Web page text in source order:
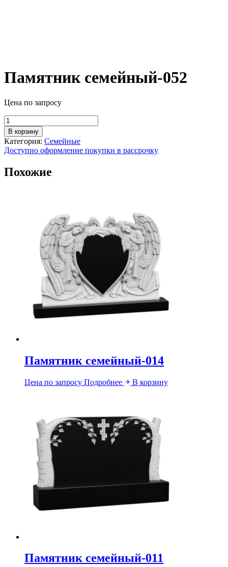
Памятник семейный-052
Цена по запросу
Количество
товара
Памятник
семейный-052
В корзину
Категория: Семейные
Доступно оформление покупки в рассрочку
Похожие
Памятник семейный-014
Цена по запросу Подробнее В корзину
Памятник семейный-011